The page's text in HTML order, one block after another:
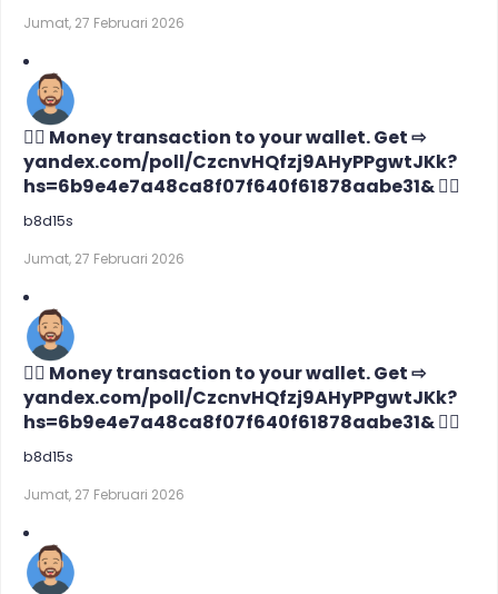
Jumat, 27 Februari 2026
🙇‍♀️ Money transaction to your wallet. Get ⇨
yandex.com/poll/CzcnvHQfzj9AHyPPgwtJKk?
hs=6b9e4e7a48ca8f07f640f61878aabe31& 🙇‍♀️
b8d15s
Jumat, 27 Februari 2026
🙇‍♀️ Money transaction to your wallet. Get ⇨
yandex.com/poll/CzcnvHQfzj9AHyPPgwtJKk?
hs=6b9e4e7a48ca8f07f640f61878aabe31& 🙇‍♀️
b8d15s
Jumat, 27 Februari 2026